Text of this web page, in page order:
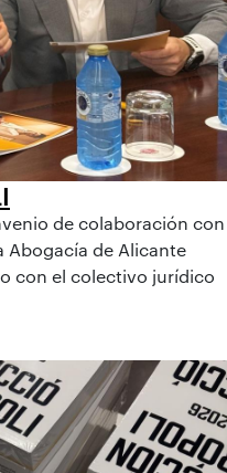
de colaboración con
Abogacía de Alicante
con el colectivo jurídico